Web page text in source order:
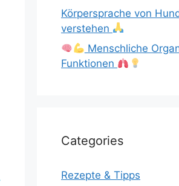
Körpersprache von
verstehen
Menschliche
Funktionen
Categories
Rezepte & Tipps